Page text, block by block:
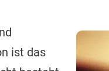
ist das